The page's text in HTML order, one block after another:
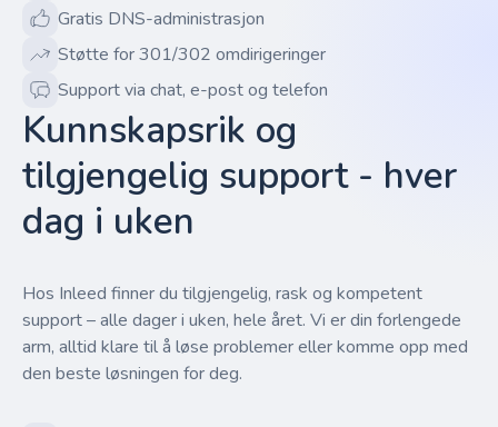
Gratis DNS-administrasjon
Støtte for 301/302 omdirigeringer
Support via chat, e-post og telefon
Kunnskapsrik og
tilgjengelig support - hver
dag i uken
Hos Inleed finner du tilgjengelig, rask og kompetent
support – alle dager i uken, hele året. Vi er din forlengede
arm, alltid klare til å løse problemer eller komme opp med
den beste løsningen for deg.